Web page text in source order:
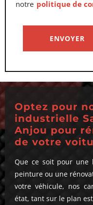
notre politique de
Optez pour
industrielle
Anjou pour
de votre
Que ce soit pour une
peinture ou une
votre véhicule, nos
état, tant sur le plan